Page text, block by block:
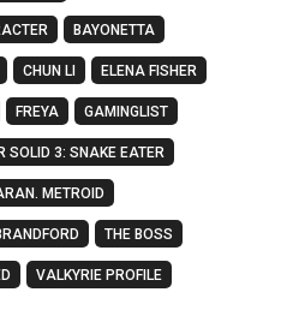
BAYONETTA
CHUN LI ELENA FISHER
FREYA GAMINGLIST
SOLID 3: SNAKE EATER
METROID
THE BOSS
VALKYRIE PROFILE